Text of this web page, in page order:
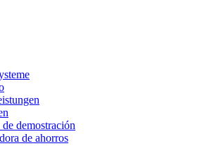
de demostración
de ahorros